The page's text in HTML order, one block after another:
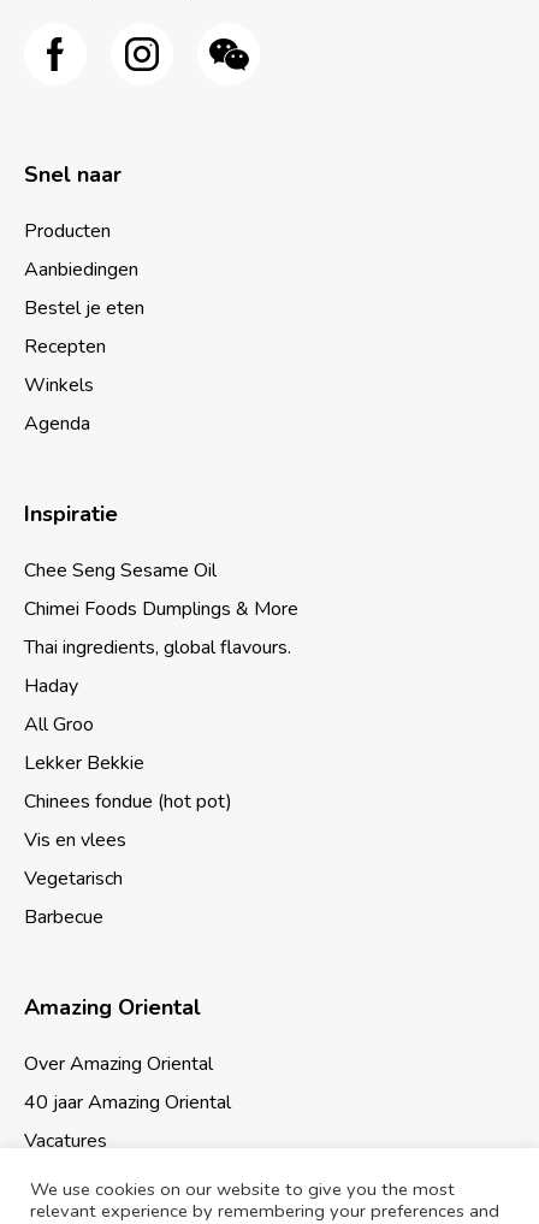
Snel naar
Producten
Aanbiedingen
Bestel je eten
Recepten
Winkels
Agenda
Inspiratie
Chee Seng Sesame Oil
Chimei Foods Dumplings & More
Thai ingredients, global flavours.
Haday
All Groo
Lekker Bekkie
Chinees fondue (hot pot)
Vis en vlees
Vegetarisch
Barbecue
Amazing Oriental
Over Amazing Oriental
40 jaar Amazing Oriental
Vacatures
We use cookies on our website to give you the most
relevant experience by remembering your preferences and